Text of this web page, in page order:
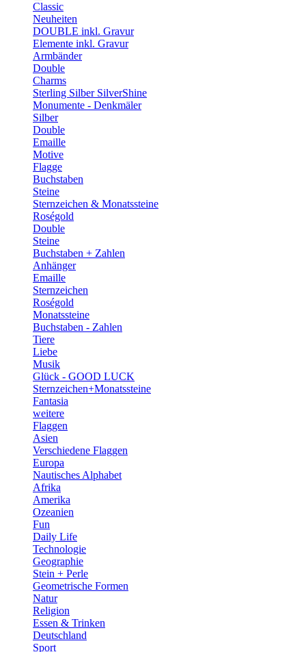
Classic
Neuheiten
DOUBLE inkl. Gravur
Elemente inkl. Gravur
Armbänder
Double
Charms
Sterling Silber SilverShine
Monumente - Denkmäler
Silber
Double
Emaille
Motive
Flagge
Buchstaben
Steine
Sternzeichen & Monatssteine
Roségold
Double
Steine
Buchstaben + Zahlen
Anhänger
Emaille
Sternzeichen
Roségold
Monatssteine
Buchstaben - Zahlen
Tiere
Liebe
Musik
Glück - GOOD LUCK
Sternzeichen+Monatssteine
Fantasia
weitere
Flaggen
Asien
Verschiedene Flaggen
Europa
Nautisches Alphabet
Afrika
Amerika
Ozeanien
Fun
Daily Life
Technologie
Geographie
Stein + Perle
Geometrische Formen
Natur
Religion
Essen & Trinken
Deutschland
Sport